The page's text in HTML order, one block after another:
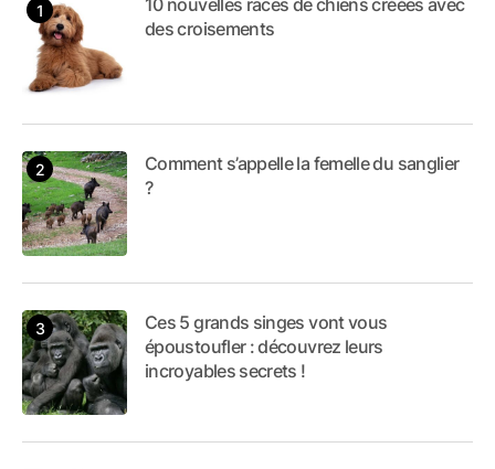
10 nouvelles races de chiens créées avec
des croisements
Comment s’appelle la femelle du sanglier
?
Ces 5 grands singes vont vous
époustoufler : découvrez leurs
incroyables secrets !